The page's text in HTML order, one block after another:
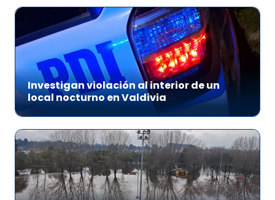
Investigan violación al interior de un
local nocturno en Valdivia